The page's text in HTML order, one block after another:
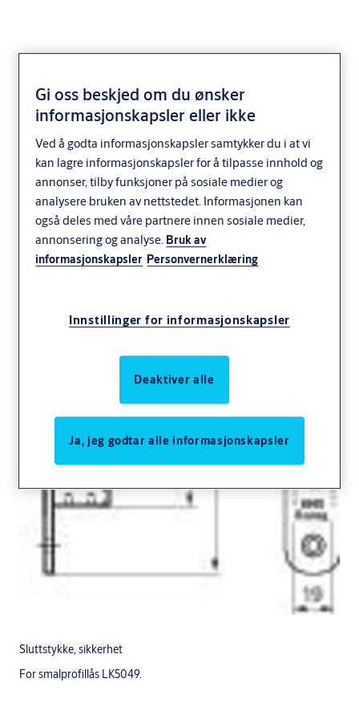
SL5949 sluttstykke
Sluttstykke, sikkerhet
For smalprofillås LK5049.
Gi oss beskjed om du ønsker
informasjonskapsler eller ikke
Ved å godta informasjonskapsler samtykker du i at vi
kan lagre informasjonskapsler for å tilpasse innhold og
annonser, tilby funksjoner på sosiale medier og
analysere bruken av nettstedet. Informasjonen kan
også deles med våre partnere innen sosiale medier,
annonsering og analyse. Bruk av
informasjonskapsler Personvernerklæring
Innstillinger for informasjonskapsler
Deaktiver alle
Ja, jeg godtar alle informasjonskapsler